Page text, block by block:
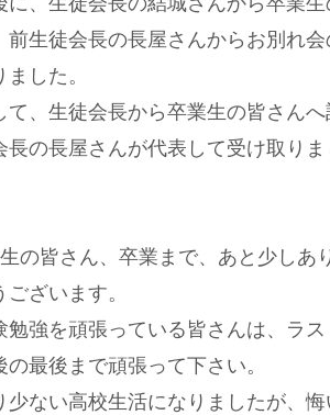
前生徒会長の長屋さんからお別れ
ました。
て、生徒会長から卒業生の皆さん
長の長屋さんが代表して受け取り
の皆さん、卒業まで、あと少しあ
ございます。
勉強を頑張っている皆さんは、ラ
の最後まで頑張って下さい。
少ない高校生活になりましたが、